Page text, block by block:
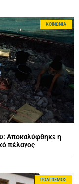
ΚΟΙΝΩΝΊΑ
Αποκαλύφθηκε η
πέλαγος
ΠΟΛΙΤΙΣΜΌΣ